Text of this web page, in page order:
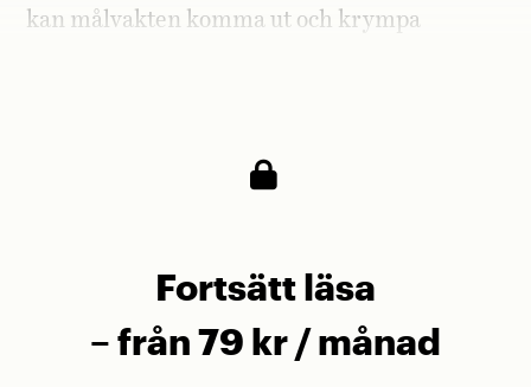
kan målvakten komma ut och krympa
Fortsätt läsa
– från 79 kr / månad